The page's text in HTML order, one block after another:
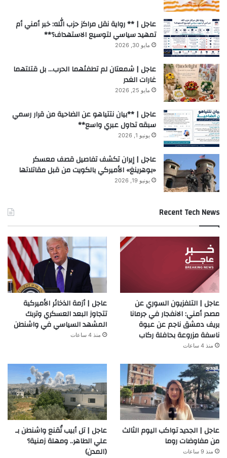
عاجل | ** رواية نقل مراكز حزب الله: خبر أمني أم
تمهيد سياسي لتوسيع الاستهداف؟**
مايو 30, 2026
عاجل | شمعتان لم تطفئهما الحرب… بل قتلتهما
غارات الغدر
مايو 25, 2026
عاجل | **بيان نتتياهو عن الضاحية من قرار رسمي
سبقه تداول عبري واسع**
يونيو 1, 2026
عاجل | إيران تكشف تفاصيل قصف معسكر
«بوهرينغ» الأميركي بالكويت من قبل مقاتلاتها
يونيو 19, 2026
Recent Tech News
عاجل | التلفزيون السوري عن
مصدر أمني: الانفجار في جرمانا
بريف دمشق ناجم عن عبوة
ناسفة مزروعة بحافلة ركاب
منذ 4 ساعات
عاجل | أزمة الذخائر الأميركية
تتجاوز البعد العسكري وتربك
المشهد السياسي في واشنطن
منذ 4 ساعات
عاجل | الجديد تواكب اليوم الثالث
من مفاوضات روما
منذ 9 ساعات
عاجل | تل أبيب تُقنع واشنطن بـ
علي الطاهر.. ومهلة زمنية؟
(المدن)